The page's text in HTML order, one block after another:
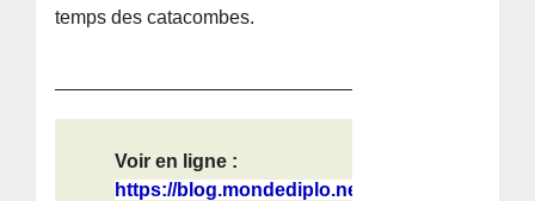
temps des catacombes.
Voir en ligne :
https://blog.mondediplo.net/comment...